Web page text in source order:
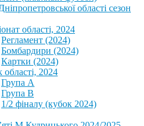
області сезон
області, 2024
Регламент (2024)
Бомбардири (2024)
Картки (2024)
області, 2024
Група А
Група В
1/2 фіналу (кубок 2024)